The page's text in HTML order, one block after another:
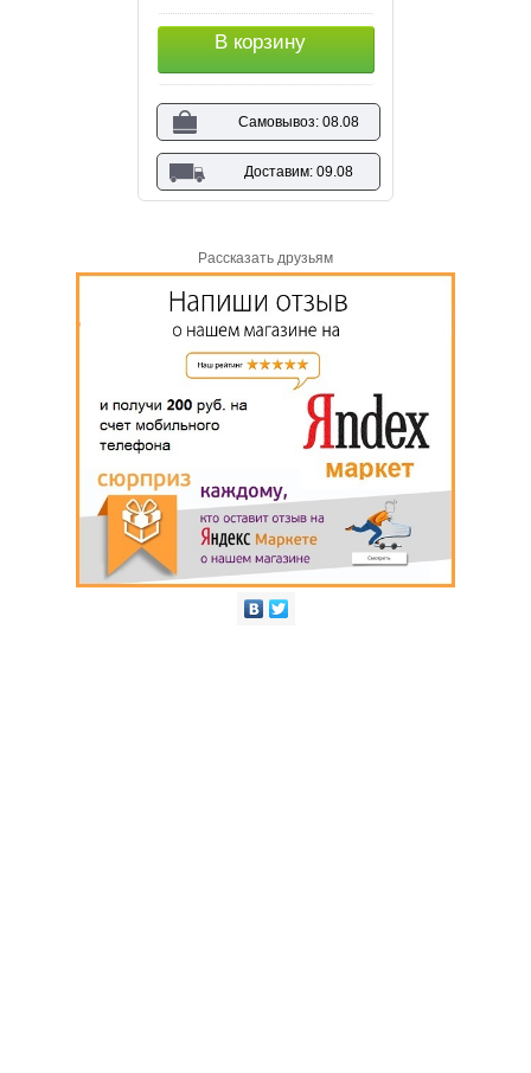
В корзину
Самовывоз: 08.08
Доставим: 09.08
Рассказать друзьям